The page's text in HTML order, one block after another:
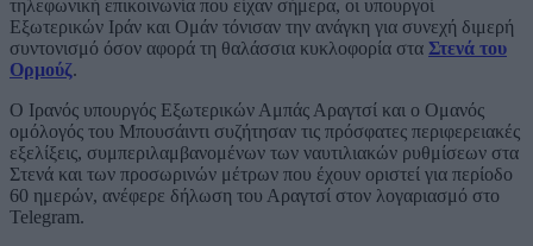
τηλεφωνική επικοινωνία που είχαν σήμερα, οι υπουργοί
Εξωτερικών Ιράν και Ομάν τόνισαν την ανάγκη για συνεχή διμερή
συντονισμό όσον αφορά τη θαλάσσια κυκλοφορία στα Στενά του
Ορμούζ.
Ο Ιρανός υπουργός Εξωτερικών Αμπάς Αραγτσί και ο Ομανός
ομόλογός του Μπουσάιντι συζήτησαν τις πρόσφατες περιφερειακές
εξελίξεις, συμπεριλαμβανομένων των ναυτιλιακών ρυθμίσεων στα
Στενά και των προσωρινών μέτρων που έχουν οριστεί για περίοδο
60 ημερών, ανέφερε δήλωση του Αραγτσί στον λογαριασμό στο
Telegram.